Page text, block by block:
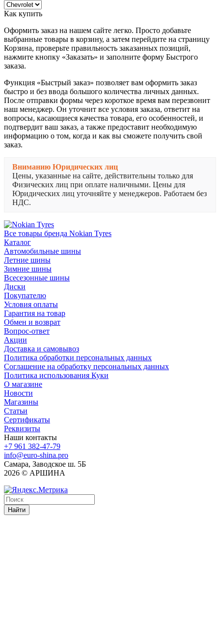
Как купить
Оформить заказ на нашем сайте легко. Просто добавьте
выбранные товары в корзину, а затем перейдите на страницу
Корзина, проверьте правильность заказанных позиций,
нажмите кнопку «Заказать» и заполните форму Быстрого
заказа.
Функция «Быстрый заказ» позволяет вам оформить заказ
быстро и без ввода большого количества личных данных.
После отправки формы через короткое время вам перезвонит
наш менеджер. Он уточнит все условия заказа, ответит на
вопросы, касающиеся качества товара, его особенностей, и
подтвердит ваш заказ, а также предоставит необходимую
информацию о том, когда и как вы сможете получить свой
заказ.
Вниманию Юридических лиц
Цены, указанные на сайте, действительны только для
Физических лиц при оплате наличными. Цены для
Юридических лиц уточняйте у менеджеров. Работаем без
НДС.
Все товары бренда Nokian Tyres
Каталог
Автомобильные шины
Летние шины
Зимние шины
Всесезонные шины
Диски
Покупателю
Условия оплаты
Гарантия на товар
Обмен и возврат
Вопрос-ответ
Акции
Доставка и самовывоз
Политика обработки персональных данных
Соглашение на обработку персональных данных
Политика использования Куки
О магазине
Новости
Магазины
Статьи
Сертификаты
Реквизиты
Наши контакты
+7 961 382-47-79
info@euro-shina.pro
Самара, Заводское ш. 5Б
2026 © АРШИНА
Найти